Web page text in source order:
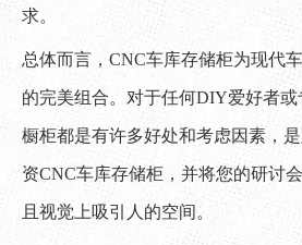
求。
总体而言，CNC车库存储柜为现代
的完美组合。对于任何DIY爱好者
橱柜都是有许多好处和考虑因素，
资CNC车库存储柜，并将您的研讨
且视觉上吸引人的空间。